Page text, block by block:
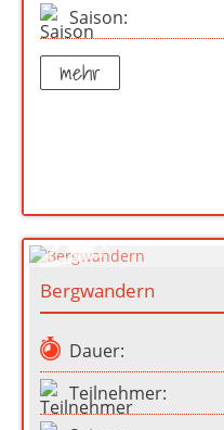
Saison:
mehr
Bergwandern
Dauer:
Teilnehmer: